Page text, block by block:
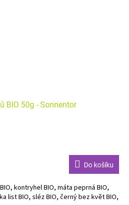
BIO 50g - Sonnentor
Do košíku
kontryhel BIO, máta peprná BIO,
list BIO, sléz BIO, černý bez květ BIO,